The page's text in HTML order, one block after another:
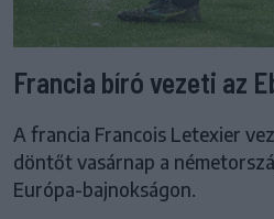
Francia bíró vezeti az
A francia Francois Letexier
döntőt vasárnap a
Európa-bajnokságon.